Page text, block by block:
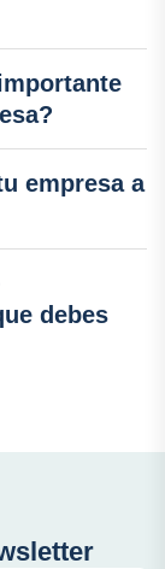
empresa a
debes